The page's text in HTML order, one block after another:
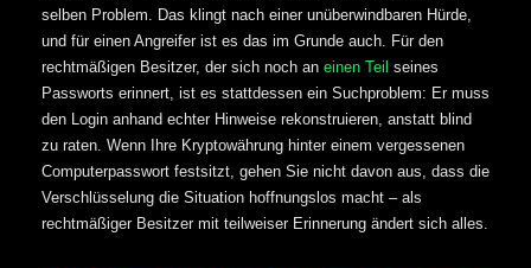
selben Problem. Das klingt nach einer unüberwindbaren Hürde,
und für einen Angreifer ist es das im Grunde auch. Für den
rechtmäßigen Besitzer, der sich noch an einen Teil seines
Passworts erinnert, ist es stattdessen ein Suchproblem: Er muss
den Login anhand echter Hinweise rekonstruieren, anstatt blind
zu raten. Wenn Ihre Kryptowährung hinter einem vergessenen
Computerpasswort festsitzt, gehen Sie nicht davon aus, dass die
Verschlüsselung die Situation hoffnungslos macht – als
rechtmäßiger Besitzer mit teilweiser Erinnerung ändert sich alles.